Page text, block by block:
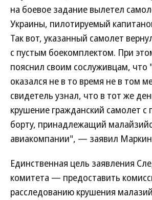
на боевое задание вылетел
Украины, пилотируемый
Так вот, указанный самолет
с пустым боекомплектом. При
пояснил своим сослуживцам, что
оказался не в то время не в том
свидетель узнал, что в тот же
крушение гражданский самолет с
борту, принадлежащий
авиакомпании", — заявил
Единственная цель заявления
комитета — предоставить
расследованию крушения